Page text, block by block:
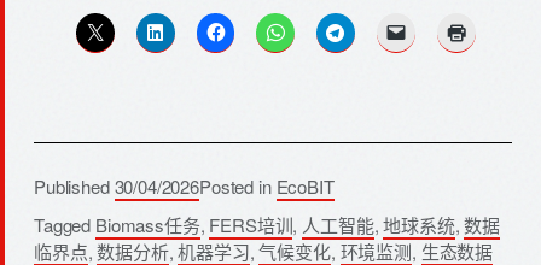
Published30/04/2026Posted in EcoBIT
Tagged Biomass任务, FERS培训, 人工智能,地球系统,数据
临界点,数据分析,机器学习,气候变化, 环境监测, 生态数据